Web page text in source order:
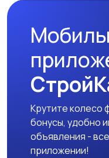
Другое
Крутите колесо
бонусы, удобно
объявления -
приложении!